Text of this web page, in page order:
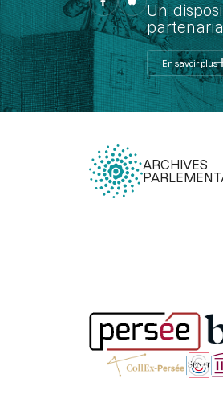
Un
En savoir plus
ARCHIVES